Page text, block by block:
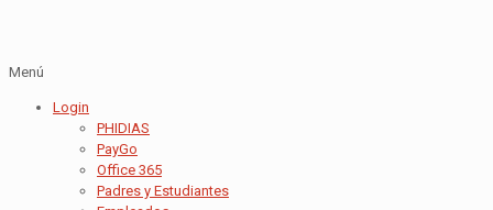
Menú
Login
PHIDIAS
PayGo
Office 365
Padres y Estudiantes